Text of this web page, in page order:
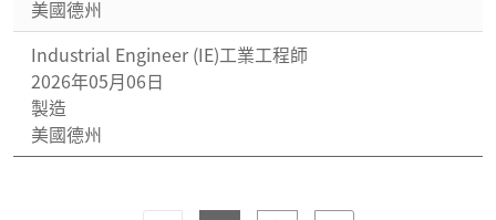
美國德州
Industrial Engineer (IE)工業工程師
2026年05月06日
製造
美國德州